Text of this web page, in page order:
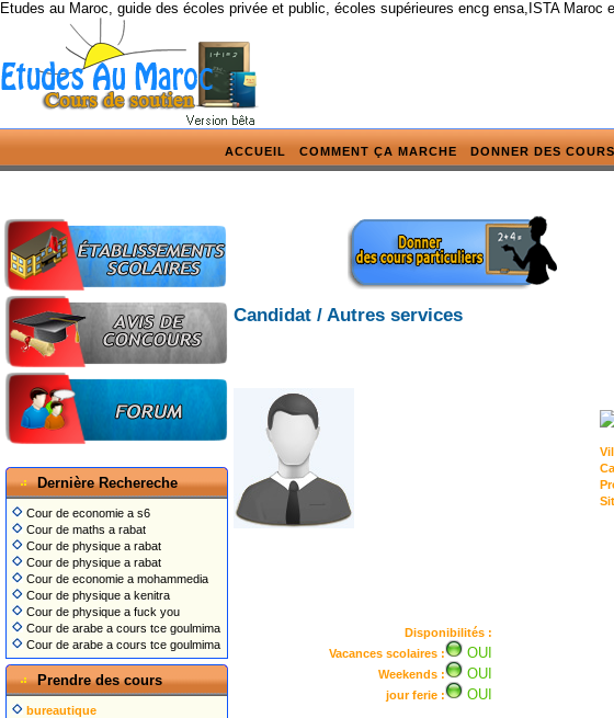
Etudes au Maroc, guide des écoles privée et public, écoles supérieures encg ensa,ISTA
ACCUEIL COMMENT ÇA MARCHE DONNER DES
Dernière Rechereche
Cour de economie a s6
Cour de maths a rabat
Cour de physique a rabat
Cour de physique a rabat
Cour de economie a mohammedia
Cour de physique a kenitra
Cour de physique a fuck you
Cour de arabe a cours tce goulmima
Cour de arabe a cours tce goulmima
Prendre des cours
bureautique
Candidat / Autres services
Disponibilités :
Vacances scolaires :
OUI
Weekends : OUI
jour ferie : OUI